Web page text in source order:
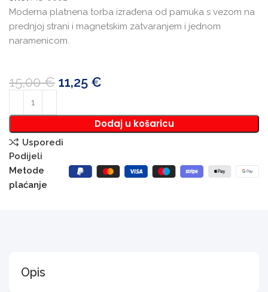
Moderna platnena torba izrađena od pamuka s vezom na
prednjoj strani i magnetskim zatvaranjem i jednom
naramenicom.
15,00€ 11,25 €
Dodaj u košaricu
Usporedi
Podijeli
Metode
plaćanje
Opis